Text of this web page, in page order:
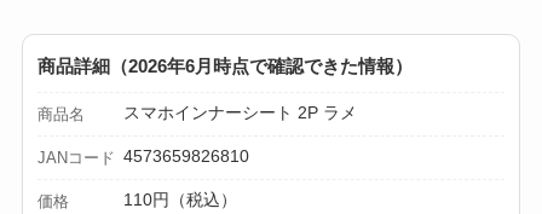
商品詳細（2026年6月時点で確認できた情報）
商品名 スマホインナーシート 2P ラメ
JANコード 4573659826810
価格 110円（税込）